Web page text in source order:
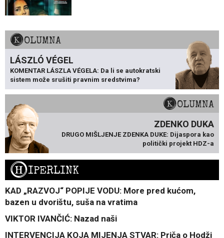
KOLUMNA
LÁSZLÓ VÉGEL
KOMENTAR LÁSZLA VÉGELA: Da li se autokratski
sistem može srušiti pravnim sredstvima?
KOLUMNA
ZDENKO DUKA
DRUGO MIŠLJENJE ZDENKA DUKE: Dijaspora kao
politički projekt HDZ-a
HIPERLINK
KAD „RAZVOJ“ POPIJE VODU: More pred kućom,
bazen u dvorištu, suša na vratima
VIKTOR IVANČIĆ: Nazad naši
INTERVENCIJA KOJA MIJENJA STVAR: Priča o Hodži